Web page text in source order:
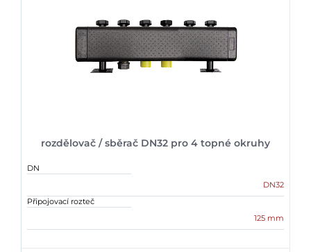
rozdělovač / sběrač DN32 pro 4 topné okruhy
DN
DN32
Připojovací rozteč
125 mm